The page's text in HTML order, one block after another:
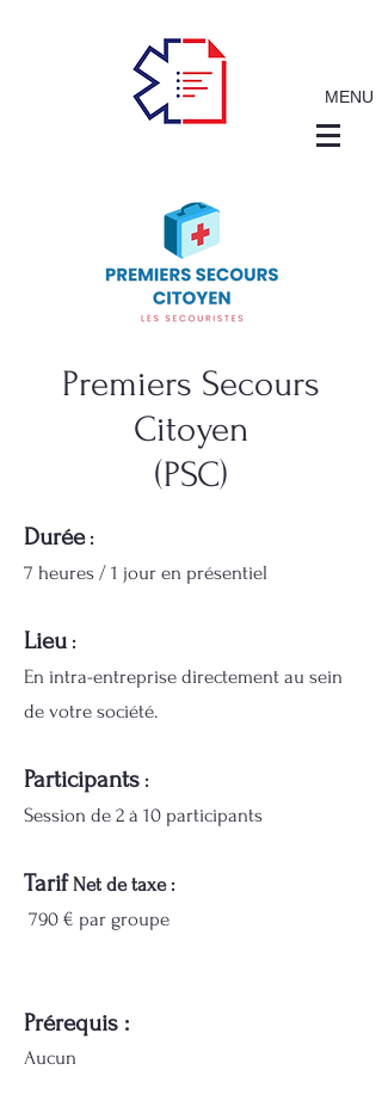
MENU
Premiers Secours
Citoyen
(PSC)
Durée:
7 heures / 1 jour en présentiel
Lieu :
En intra-entreprise directement au sein
de votre société.
Participants :
Session de 2 à 10 participants
TarifNet de taxe :
790 € par groupe
Prérequis :
Aucun